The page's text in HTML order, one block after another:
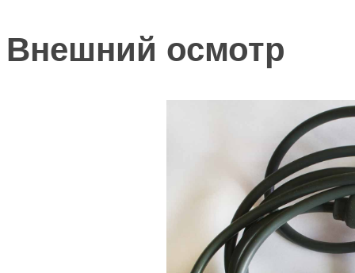
Внешний осмотр